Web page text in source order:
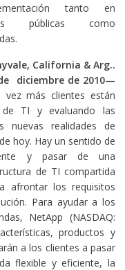
tanto en
públicas como
, California & Arg..
diciembre de 2010—
vez más clientes están
de TI y evaluando las
nuevas realidades de
hoy. Hay un sentido de
y pasar de una
de TI compartida
afrontar los requisitos
Para ayudar a los
NetApp (NASDAQ:
productos y
a los clientes a pasar
flexible y eficiente, la